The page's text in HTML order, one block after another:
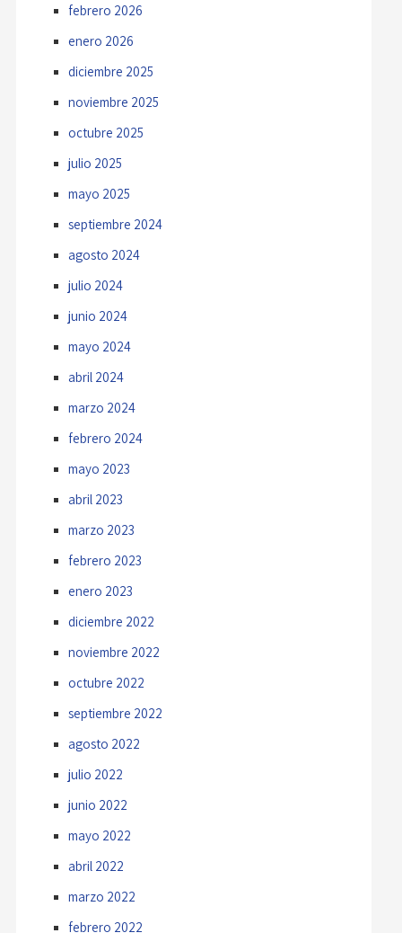
febrero 2026
enero 2026
diciembre 2025
noviembre 2025
octubre 2025
julio 2025
mayo 2025
septiembre 2024
agosto 2024
julio 2024
junio 2024
mayo 2024
abril 2024
marzo 2024
febrero 2024
mayo 2023
abril 2023
marzo 2023
febrero 2023
enero 2023
diciembre 2022
noviembre 2022
octubre 2022
septiembre 2022
agosto 2022
julio 2022
junio 2022
mayo 2022
abril 2022
marzo 2022
febrero 2022